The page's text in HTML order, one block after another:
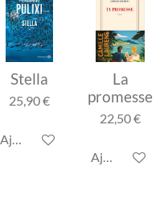
Stella
25,90 €
Ajouter au panier
La
promesse
22,50 €
Ajouter au